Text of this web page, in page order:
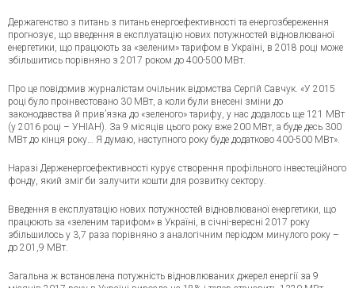
Держагенство з питань з питань енергоефективності та енергозбереження
прогнозує, що введення в експлуатацію нових потужностей відновлюваної
енергетики, що працюють за «зеленим» тарифом в Україні, в 2018 році може
збільшитись порівняно з 2017 роком до 400-500 МВт.
Про це повідомив журналістам очільник відомства Сергій Савчук. «У 2015
році було проінвестовано 30 МВт, а коли були внесені зміни до
законодавства й прив’язка до «зеленого» тарифу, у нас додалось ще 121 МВт
(у 2016 році – УНІАН). За 9 місяців цього року вже 200 МВт, а буде десь 300
МВт до кінця року… Я думаю, наступного року буде додатково 400-500 МВт».
Наразі Держенергоефективності курує створення профільного інвестеційного
фонду, який зміг би залучити кошти для розвитку сектору.
Введення в експлуатацію нових потужностей відновлюваної енергетики, що
працюють за «зеленим тарифом» в Україні, в січні-вересні 2017 року
збільшилось у 3,7 раза порівняно з аналогічним періодом минулого року –
до 201,9 МВт.
Загальна ж встановлена потужність відновлюваних джерел енергії за 9